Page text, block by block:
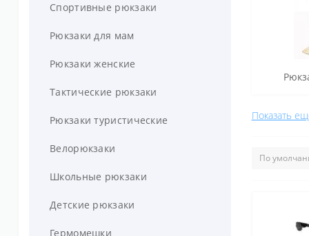
Спортивные рюкзаки
Рюкзаки для мам
Рюкзаки женские
Тактические рюкзаки
Рюкзаки туристические
Велорюкзаки
Школьные рюкзаки
Детские рюкзаки
Гермомешки
Показать